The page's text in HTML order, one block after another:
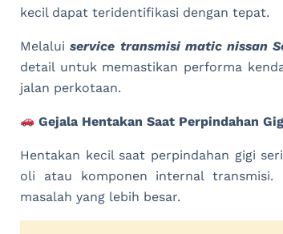
kecil dapat teridentifikasi dengan tepat.
Melaluiservice transmisi matic nissan
detail untuk memastikan performa
jalan perkotaan.
Gejala Hentakan Saat Perpindahan
Hentakan kecil saat perpindahan gigi
oli atau komponen internal transmisi.
masalah yang lebih besar.